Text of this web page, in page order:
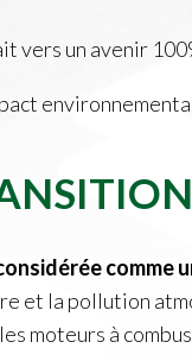
vers un avenir
comme
et la pollution
moteurs à